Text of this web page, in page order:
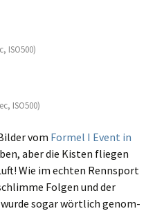
ISO500)
ISO500)
vom Formel I Event in
aber die Kisten fliegen
Wie im echten Rennsport
Folgen und der
sogar wörtlich genom­